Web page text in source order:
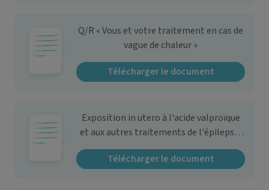
Q/R « Vous et votre traitement en cas de
vague de chaleur »
Télécharger le document
Exposition in utero à l'acide valproïque
et aux autres traitements de l'épilepsie
et des troubles bipolaires et risque de
malformations congénitales majeures
Télécharger le document